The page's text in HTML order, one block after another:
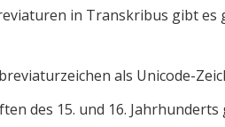
in Transkribus gibt
als Unicode-
des 15. und 16.